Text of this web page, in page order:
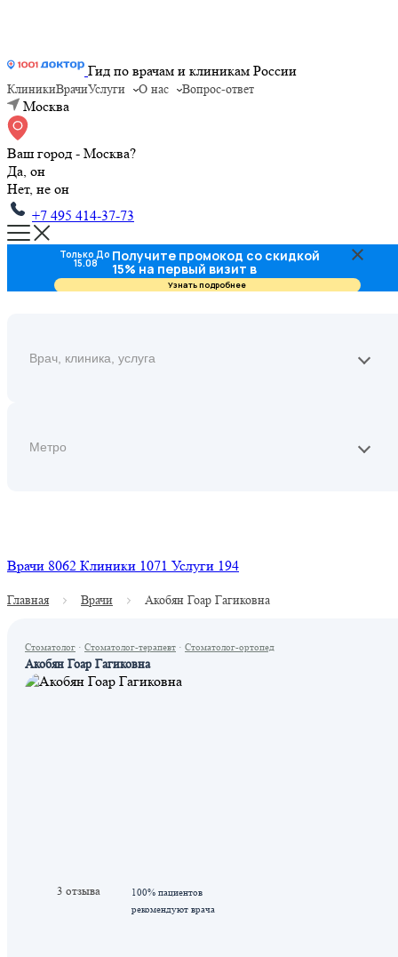
Гид по врачам и клиникам России
КлиникиВрачиУслуги О нас Вопрос-ответ
Москва
Ваш город - Москва?
Да, он
Нет, не он
+7 495 414-37-73
Врачи 8062 Клиники 1071 Услуги 194
Главная Врачи Акобян Гоар Гагиковна
Стоматолог · Стоматолог-терапевт · Стоматолог-ортопед
Акобян Гоар Гагиковна
3 отзыва
100% пациентов
рекомендуют врача
Только До
15.08 Получите промокод со скидкой
15% на первый визит в
стоматологию
Узнать подробнее